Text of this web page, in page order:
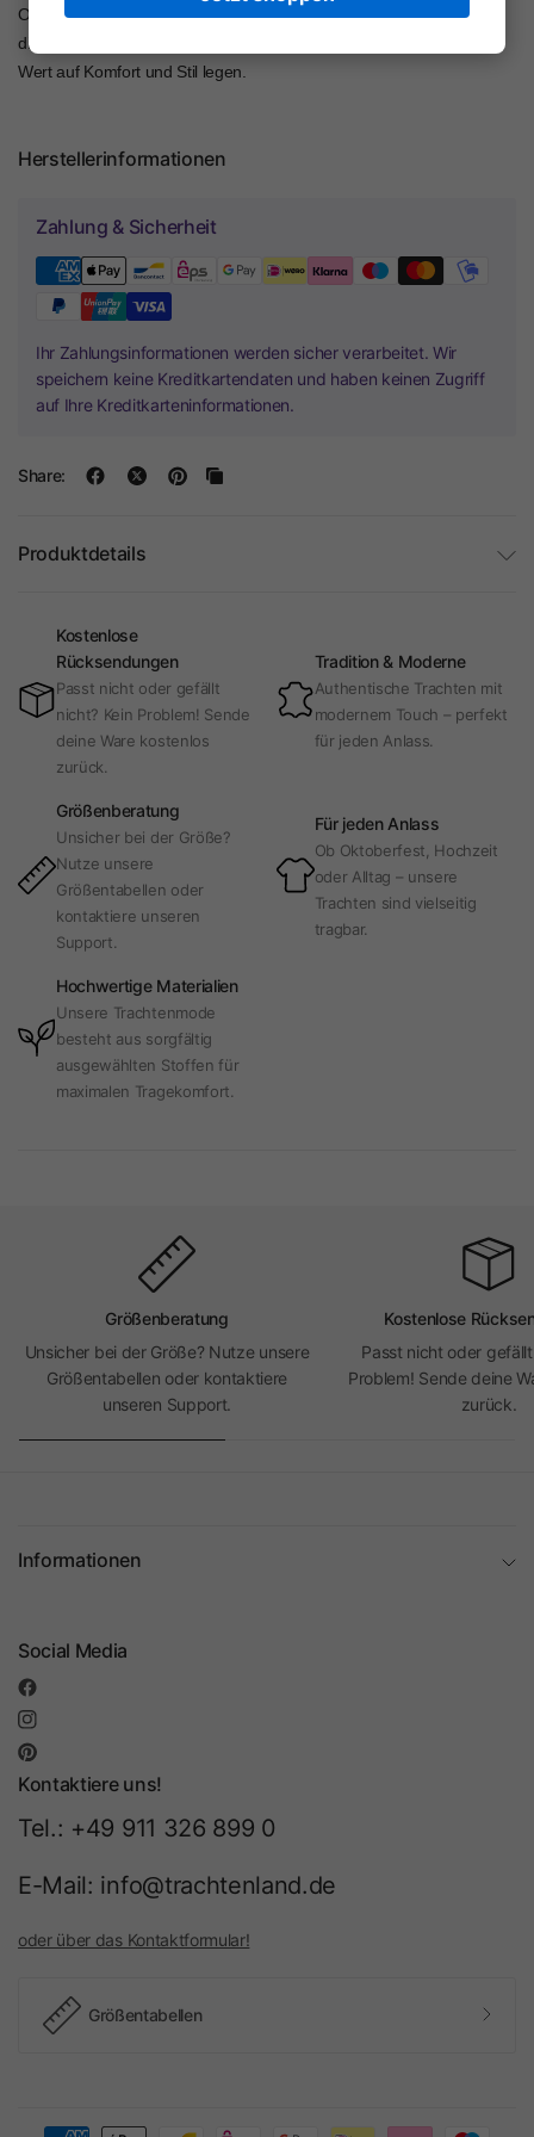
Ob unter einem Dirndl, einer Bluse oder einem Blazer getragen –
dieser Body ist ein echter Allrounder für modebewusste Frauen, die
Wert auf Komfort und Stil legen.
Herstellerinformationen
Zahlung & Sicherheit
Ihr Zahlungsinformationen werden sicher verarbeitet. Wir
speichern keine Kreditkartendaten und haben keinen Zugriff
auf Ihre Kreditkarteninformationen.
Share:
Produktdetails
Kostenlose
Rücksendungen
Passt nicht oder gefällt
nicht? Kein Problem! Sende
deine Ware kostenlos
zurück.
Tradition & Moderne
Authentische Trachten mit
modernem Touch – perfekt
für jeden Anlass.
Größenberatung
Unsicher bei der Größe?
Nutze unsere
Größentabellen oder
kontaktiere unseren
Support.
Für jeden Anlass
Ob Oktoberfest, Hochzeit
oder Alltag – unsere
Trachten sind vielseitig
tragbar.
Hochwertige Materialien
Unsere Trachtenmode
besteht aus sorgfältig
ausgewählten Stoffen für
maximalen Tragekomfort.
Größenberatung
Unsicher bei der Größe? Nutze unsere
Größentabellen oder kontaktiere
unseren Support.
Kostenlose
Passt nicht oder
Problem! Sende deine
zurück.
Informationen
Social Media
Kontaktiere uns!
Tel.: +49 911 326 899 0
E-Mail: info@trachtenland.de
oder über das Kontaktformular!
Größentabellen